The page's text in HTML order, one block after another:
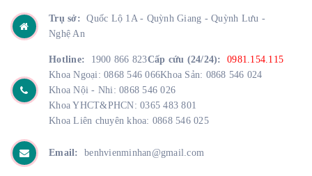
Trụ sở:Quốc Lộ 1A - Quỳnh Giang - Quỳnh Lưu -
Nghệ An
Hotline: 1900 866 823Cấp cứu (24/24): 0981.154.115
Khoa Ngoại: 0868 546 066Khoa Sản: 0868 546 024
Khoa Nội - Nhi: 0868 546 026
Khoa YHCT&PHCN: 0365 483 801
Khoa Liên chuyên khoa: 0868 546 025
Email: benhvienminhan@gmail.com